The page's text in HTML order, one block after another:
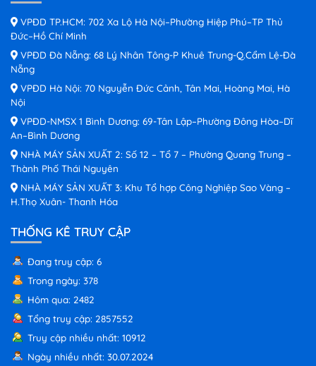
VPĐD TP.HCM: 702 Xa Lộ Hà Nội–Phường Hiệp Phú–TP Thủ
Đức–Hồ Chí Minh
VPĐD Đà Nẵng: 68 Lý Nhân Tông-P Khuê Trung-Q.Cẩm Lệ-Đà
Nẵng
VPĐD Hà Nội: 70 Nguyễn Đức Cảnh, Tân Mai, Hoàng Mai, Hà
Nội
VPĐD-NMSX 1 Bình Dương: 69-Tân Lập–Phường Đông Hòa–Dĩ
An–Bình Dương
NHÀ MÁY SẢN XUẤT 2: Số 12 – Tổ 7 – Phường Quang Trung –
Thành Phố Thái Nguyên
NHÀ MÁY SẢN XUẤT 3: Khu Tổ hợp Công Nghiệp Sao Vàng –
H.Thọ Xuân- Thanh Hóa
THỐNG KÊ TRUY CẬP
Đang truy cập: 6
Trong ngày: 378
Hôm qua: 2482
Tổng truy cập: 2857552
Truy cập nhiều nhất: 10912
Ngày nhiều nhất: 30.07.2024